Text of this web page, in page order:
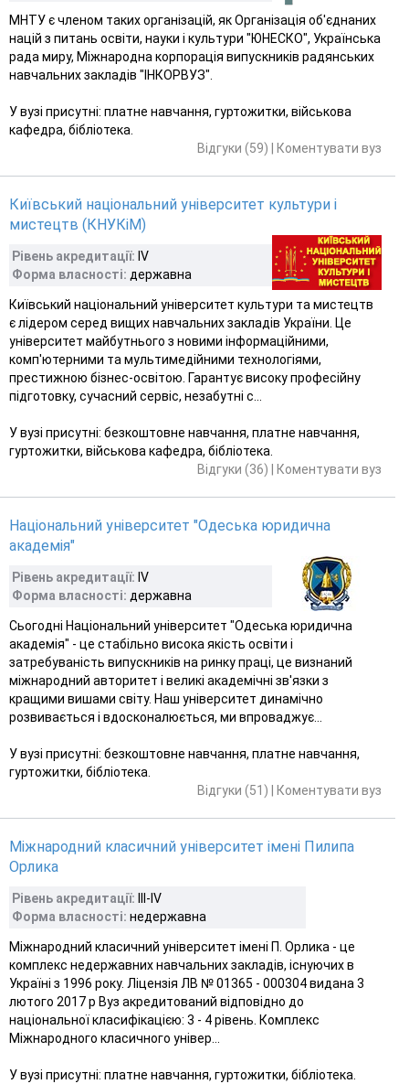
МНТУ є членом таких організацій, як Організація об'єднаних
націй з питань освіти, науки і культури "ЮНЕСКО", Українська
рада миру, Міжнародна корпорація випускників радянських
навчальних закладів "ІНКОРВУЗ".
У вузі присутні: платне навчання, гуртожитки, військова
кафедра, бібліотека.
Відгуки (59)
Коментувати вуз
Київський національний університет культури і
мистецтв (КНУКіМ)
Рівень акредитації: IV
Форма власності: державна
Київський національний університет культури та мистецтв
є лідером серед вищих навчальних закладів України. Це
університет майбутнього з новими інформаційними,
комп'ютерними та мультимедійними технологіями,
престижною бізнес-освітою. Гарантує високу професійну
підготовку, сучасний сервіс, незабутні с...
У вузі присутні: безкоштовне навчання, платне навчання,
гуртожитки, військова кафедра, бібліотека.
Відгуки (36)
Коментувати вуз
Національний університет "Одеська юридична
академія"
Рівень акредитації: IV
Форма власності: державна
Сьогодні Національний університет "Одеська юридична
академія" - це стабільно висока якість освіти і
затребуваність випускників на ринку праці, це визнаний
міжнародний авторитет і великі академічні зв'язки з
кращими вишами світу. Наш університет динамічно
розвивається і вдосконалюється, ми впроваджує...
У вузі присутні: безкоштовне навчання, платне навчання,
гуртожитки, бібліотека.
Відгуки (51)
Коментувати вуз
Міжнародний класичний університет імені Пилипа
Орлика
Рівень акредитації: ІІІ-ІV
Форма власності: недержавна
Міжнародний класичний університет імені П. Орлика - це
комплекс недержавних навчальних закладів, існуючих в
Україні з 1996 року. Ліцензія ЛВ № 01365 - 000304 видана 3
лютого 2017 р Вуз акредитований відповідно до
національної класифікацією: 3 - 4 рівень. Комплекс
Міжнародного класичного універ...
У вузі присутні: платне навчання, гуртожитки, бібліотека.